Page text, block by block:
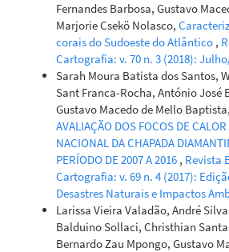
Mariana de Aquino Aragão, Nilton Cesar
Rosa dos Santos, Tais Rizzo Moreira,
Cordeiro Ramalho, Robert Gomes,
Telma Machado de Oliveira Peluzio,
Danilo Simões, Leonardo Duarte
Fonseca Lucas
(2025)
Forest fires in Caatinga: Risk
areas for prevention.Perspectives in
Evolution and Systematics, 69, 125903.
10.1016/j.ppees.2025.125903
Fernandes Barbosa, Gustavo
Marjorie Csekö Nolasco,
corais do Sudoeste do Atlântico ,
Cartografia: v. 70 n. 3 (2018):
Sarah Moura Batista dos Santos,
Sant Franca-Rocha, António José
Gustavo Macedo de Mello Baptista,
AVALIAÇÃO DOS FOCOS DE
NACIONAL DA CHAPADA
PERÍODO DE 2007 A 2016 , Revista
Cartografia: v. 69 n. 4 (2017):
Desastres Naturais e Impactos
Larissa Vieira Valadão, André
Balduino Sollaci, Christhian
Bernardo Zau Mpongo, Gustavo